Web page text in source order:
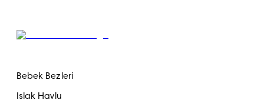
Bebek Bezleri
Islak Havlu